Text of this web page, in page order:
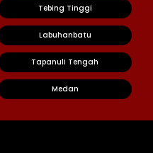
Tebing Tinggi
Labuhanbatu
Tapanuli Tengah
Medan